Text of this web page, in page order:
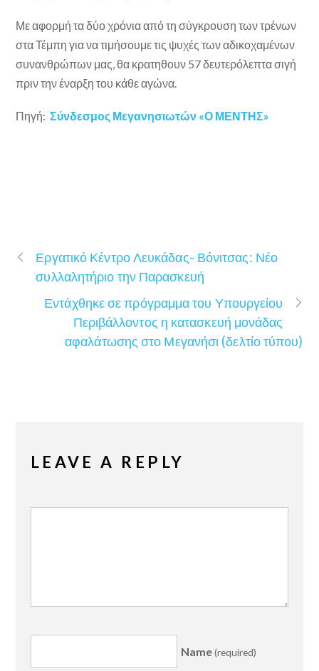
Με αφορμή τα δύο χρόνια από τη σύγκρουση των τρένων
στα Τέμπη για να τιμήσουμε τις ψυχές των αδικοχαμένων
συνανθρώπων μας, θα κρατηθουν 57 δευτερόλεπτα σιγή
πριν την έναρξη του κάθε αγώνα.
Πηγή:Σύνδεσμος Μεγανησιωτών «Ο ΜΕΝΤΗΣ»
Εργατικό Κέντρο Λευκάδας- Βόνιτσας: Νέο
συλλαλητήριο την Παρασκευή
Εντάχθηκε σε πρόγραμμα του Υπουργείου
Περιβάλλοντος η κατασκευή μονάδας
αφαλάτωσης στο Μεγανήσι (δελτίο τύπου)
LEAVE A REPLY
Name(required)